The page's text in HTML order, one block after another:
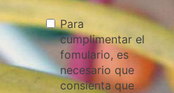
Para
cumplimentar el
fomulario, es
necesario que
consienta que